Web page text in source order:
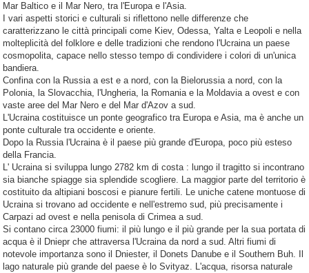
Mar Baltico e il Mar Nero, tra l'Europa e l'Asia.
I vari aspetti storici e culturali si riflettono nelle differenze che
caratterizzano le città principali come Kiev, Odessa, Yalta e Leopoli e nella
molteplicità del folklore e delle tradizioni che rendono l'Ucraina un paese
cosmopolita, capace nello stesso tempo di condividere i colori di un'unica
bandiera.
Confina con la Russia a est e a nord, con la Bielorussia a nord, con la
Polonia, la Slovacchia, l'Ungheria, la Romania e la Moldavia a ovest e con
vaste aree del Mar Nero e del Mar d'Azov a sud.
L'Ucraina costituisce un ponte geografico tra Europa e Asia, ma è anche un
ponte culturale tra occidente e oriente.
Dopo la Russia l'Ucraina è il paese più grande d'Europa, poco più esteso
della Francia.
L' Ucraina si sviluppa lungo 2782 km di costa : lungo il tragitto si incontrano
sia bianche spiagge sia splendide scogliere. La maggior parte del territorio è
costituito da altipiani boscosi e pianure fertili. Le uniche catene montuose di
Ucraina si trovano ad occidente e nell'estremo sud, più precisamente i
Carpazi ad ovest e nella penisola di Crimea a sud.
Si contano circa 23000 fiumi: il più lungo e il più grande per la sua portata di
acqua è il Dniepr che attraversa l'Ucraina da nord a sud. Altri fiumi di
notevole importanza sono il Dniester, il Donets Danube e il Southern Buh. Il
lago naturale più grande del paese è lo Svityaz. L'acqua, risorsa naturale